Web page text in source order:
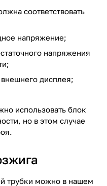
соответствовать
напряжение;
напряжения
дисплея;
использовать блок
но в этом случае
трубки можно в нашем